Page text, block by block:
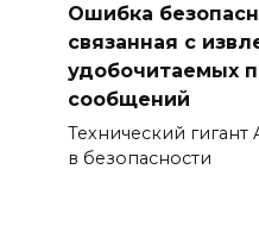
Ошибка
связанная с
удобочитаемых
сообщений
Технический
в безопасности